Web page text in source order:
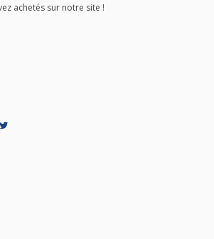
achetés sur notre site !